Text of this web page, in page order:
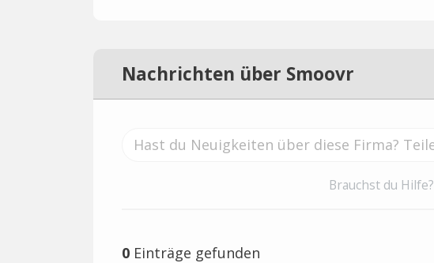
Nachrichten über Smoovr
Brauchst du Hilfe?
0 Einträge gefunden